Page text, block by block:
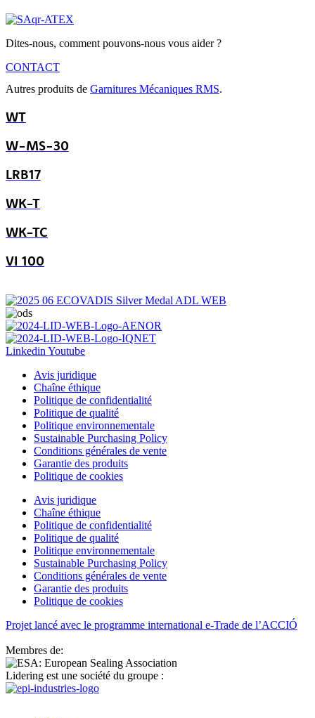
Dites-nous, comment pouvons-nous vous aider ?
CONTACT
Autres produits de Garnitures Mécaniques RMS.
WT
W-MS-30
LRB17
WK-T
WK-TC
VI 100
LinkedinYoutube
Avis juridique
Chaîne éthique
Politique de confidentialité
Politique de qualité
Politique environnementale
Sustainable Purchasing Policy
Conditions générales de vente
Garantie des produits
Politique de cookies
Avis juridique
Chaîne éthique
Politique de confidentialité
Politique de qualité
Politique environnementale
Sustainable Purchasing Policy
Conditions générales de vente
Garantie des produits
Politique de cookies
Projet lancé avec le programme international e-Trade de l’ACCIÓ
Membres de:
Lidering est une société du groupe :